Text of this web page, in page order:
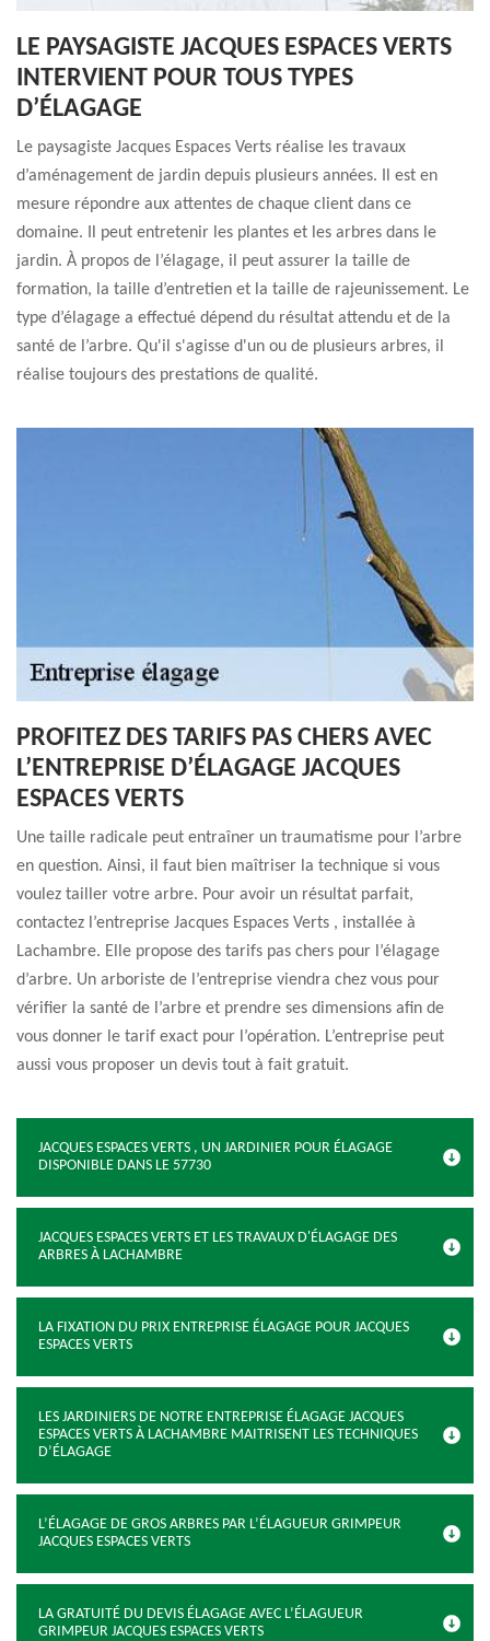
LE PAYSAGISTE JACQUES ESPACES VERTS
INTERVIENT POUR TOUS TYPES
D’ÉLAGAGE
Le paysagiste Jacques Espaces Verts réalise les travaux
d’aménagement de jardin depuis plusieurs années. Il est en
mesure répondre aux attentes de chaque client dans ce
domaine. Il peut entretenir les plantes et les arbres dans le
jardin. À propos de l’élagage, il peut assurer la taille de
formation, la taille d’entretien et la taille de rajeunissement. Le
type d’élagage a effectué dépend du résultat attendu et de la
santé de l’arbre. Qu'il s'agisse d'un ou de plusieurs arbres, il
réalise toujours des prestations de qualité.
PROFITEZ DES TARIFS PAS CHERS AVEC
L’ENTREPRISE D’ÉLAGAGE JACQUES
ESPACES VERTS
Une taille radicale peut entraîner un traumatisme pour l’arbre
en question. Ainsi, il faut bien maîtriser la technique si vous
voulez tailler votre arbre. Pour avoir un résultat parfait,
contactez l’entreprise Jacques Espaces Verts , installée à
Lachambre. Elle propose des tarifs pas chers pour l’élagage
d’arbre. Un arboriste de l’entreprise viendra chez vous pour
vérifier la santé de l’arbre et prendre ses dimensions afin de
vous donner le tarif exact pour l’opération. L’entreprise peut
aussi vous proposer un devis tout à fait gratuit.
JACQUES ESPACES VERTS , UN JARDINIER POUR ÉLAGAGE
DISPONIBLE DANS LE 57730
JACQUES ESPACES VERTS ET LES TRAVAUX D'ÉLAGAGE DES
ARBRES À LACHAMBRE
LA FIXATION DU PRIX ENTREPRISE ÉLAGAGE POUR JACQUES
ESPACES VERTS
LES JARDINIERS DE NOTRE ENTREPRISE ÉLAGAGE JACQUES
ESPACES VERTS À LACHAMBRE MAITRISENT LES TECHNIQUES
D’ÉLAGAGE
L’ÉLAGAGE DE GROS ARBRES PAR L’ÉLAGUEUR GRIMPEUR
JACQUES ESPACES VERTS
LA GRATUITÉ DU DEVIS ÉLAGAGE AVEC L’ÉLAGUEUR
GRIMPEUR JACQUES ESPACES VERTS